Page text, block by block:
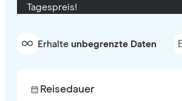
Tagespreis!
Erhalte unbegrenzte Daten
Reisedauer